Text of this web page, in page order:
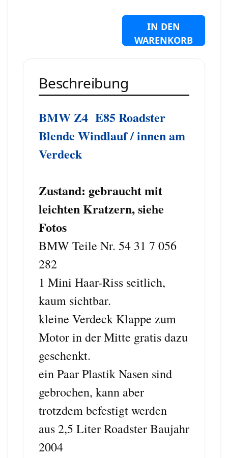
IN DEN
WARENKORB
Beschreibung
BMW Z4 E85 Roadster
Blende Windlauf / innen am
Verdeck
Zustand: gebraucht mit
leichten Kratzern, siehe
Fotos
BMW Teile Nr. 54 31 7 056
282
1 Mini Haar-Riss seitlich,
kaum sichtbar.
kleine Verdeck Klappe zum
Motor in der Mitte gratis dazu
geschenkt.
ein Paar Plastik Nasen sind
gebrochen, kann aber
trotzdem befestigt werden
aus 2,5 Liter Roadster Baujahr
2004